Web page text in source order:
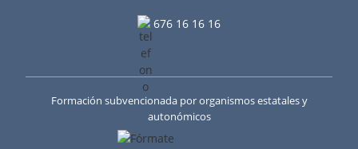
676 16 16 16
Formación subvencionada por organismos estatales y
autonómicos